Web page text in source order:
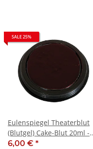
SALE 25%
Eulenspiegel Theaterblut
(Blutgel) Cake-Blut 20ml -
SALE
6,00 € *